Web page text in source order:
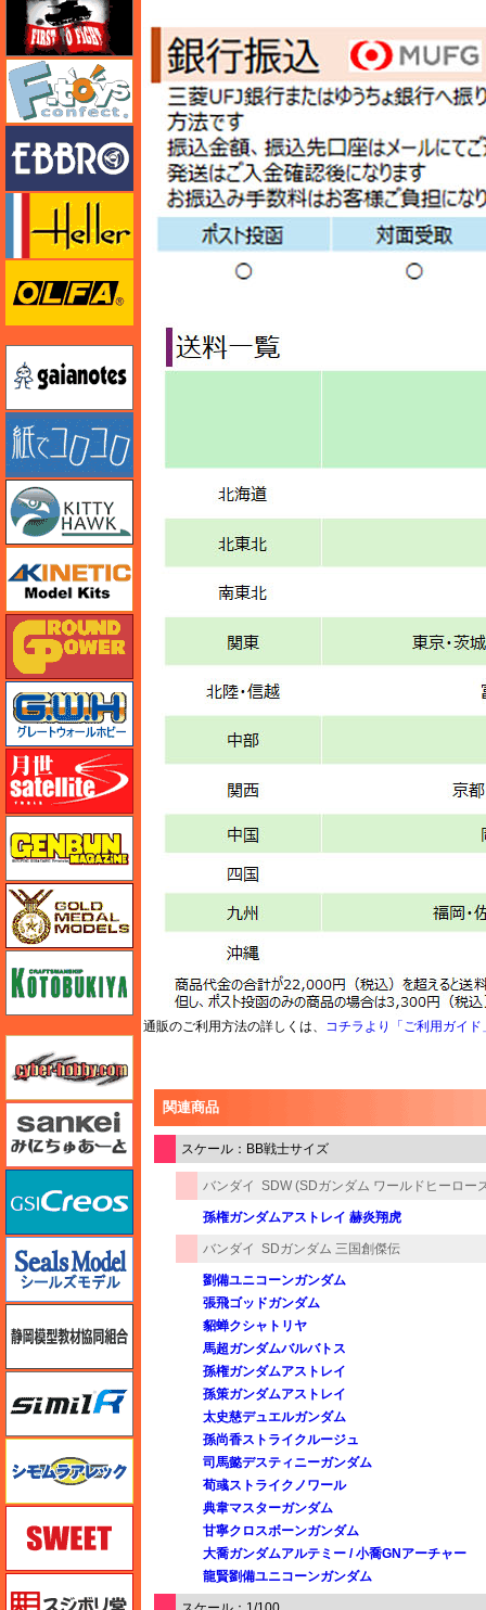
通販のご利用方法の詳しくは、 コチラより「ご利用ガイド
関連商品
スケール：BB戦士サイズ
バンダイ SDW (SDガンダム ワールドヒーロー
孫権ガンダムアストレイ 赫炎翔虎
バンダイ SDガンダム 三国創傑伝
劉備ユニコーンガンダム
張飛ゴッドガンダム
貂蝉クシャトリヤ
馬超ガンダムバルバトス
孫権ガンダムアストレイ
孫策ガンダムアストレイ
太史慈デュエルガンダム
孫尚香ストライクルージュ
司馬懿デスティニーガンダム
荀彧ストライクノワール
典韋マスターガンダム
甘寧クロスボーンガンダム
大喬ガンダムアルテミー / 小喬GNアーチャー
龍賢劉備ユニコーンガンダム
エフトイズ
エブロ
エレール
ガイアノーツ
グレートウォールホビー
ゲンブンマガジン
ゴールドメダルモデルズ
さんけい みにちゅあーと
シールズモデル
静岡模型協同組合
シミラー（similR）
シモムラアレック
スイート（SWEET）